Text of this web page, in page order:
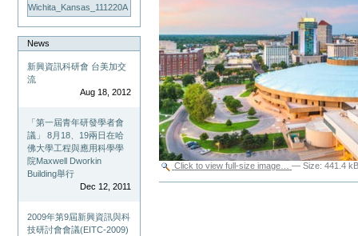
Wichita_Kansas_111220A
News
新興資訊科研會 台美加交
流
Aug 18, 2012
「第一屆青年研發學者會
議」 8月18、19兩日在哈
佛大學工程與應用科學學
院Maxwell Dworkin
Building舉行
Dec 12, 2011
2009年第9屆新興資訊與科
技研討會會議(EITC-2009)
Click to view full-size image… —Size:441.4